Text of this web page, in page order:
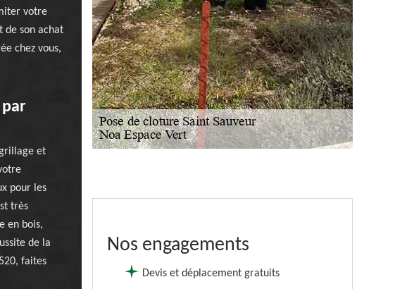
votre
de son achat
chez vous,
par
et
pour les
très
en bois,
de la
faites
Nos engagements
Devis et déplacement gratuits